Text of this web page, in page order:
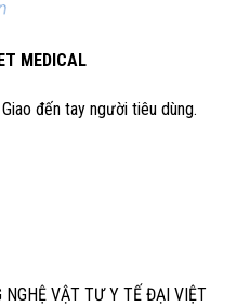
MEDICAL
đến tay người tiêu dùng.
NGHỆ VẬT TƯ Y TẾ ĐẠI VIỆT